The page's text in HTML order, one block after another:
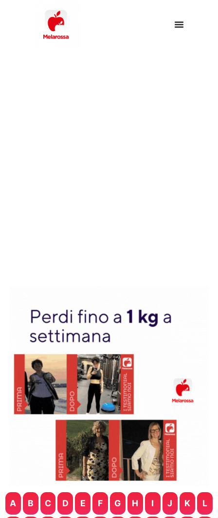
A B C D E F G H I J K L